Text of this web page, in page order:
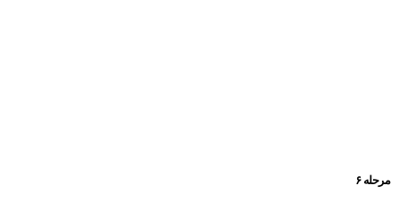
مرحله ۶